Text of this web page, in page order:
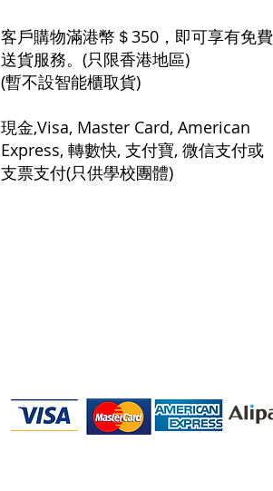
客戶購物滿港幣＄350，即可享有免費
送貨服務。(只限香港地區)
(暫不設智能櫃取貨)
現金,Visa, Master Card, American
Express, 轉數快, 支付寶, 微信支付或
支票支付(只供學校團體)